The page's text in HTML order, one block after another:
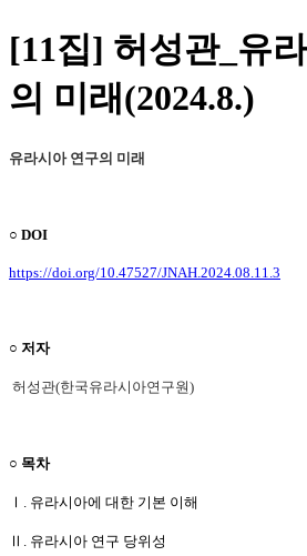
[11집] 허성관_유
의 미래(2024.8.)
유라시아 연구의 미래
​○ DOI
https://doi.org/10.47527/JNAH.2024.08.11.3
○ 저자
허성관(한국유라시아연구원)
○ 목차
Ⅰ. 유라시아에 대한 기본 이해
Ⅱ. 유라시아 연구 당위성